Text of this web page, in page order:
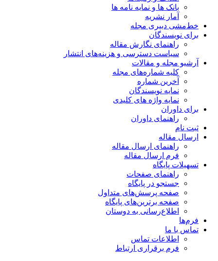
بانک ها و نمایه نامه ها
آمار نشریه
خط‌مشی دبیری مجله
برای نویسندگان
راهنمای نگارش مقاله
سیاست دسترسی و هزینه‌های انتشار
آرشیو مجله و مقالات
کلیه شماره‌های مجله
آخرین شماره
نمایه نویسندگان
نمایه واژه های کلیدی
برای داوران
راهنمای داوران
ثبت نام
ارسال مقاله
راهنمای ارسال مقاله
فرم ارسال مقاله
تسهیلات پایگاه
راهنمای صفحات
جستجو در پایگاه
صفحه پرسش‌های متداول
صفحه برترین‌های پایگاه
اطلاع‌رسانی به دوستان
فرم‌ها
تماس با ما
اطلاعات تماس
فرم برقراری ارتباط